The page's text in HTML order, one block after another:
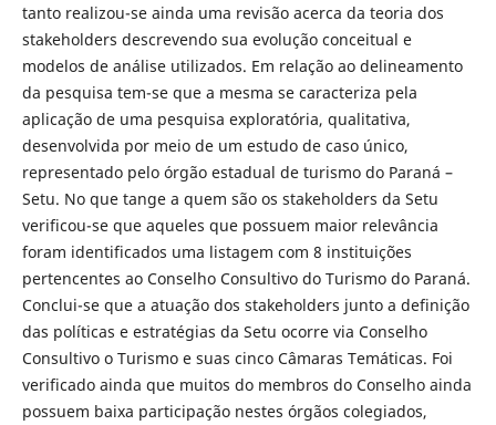
tanto realizou-se ainda uma revisão acerca da teoria dos
stakeholders descrevendo sua evolução conceitual e
modelos de análise utilizados. Em relação ao delineamento
da pesquisa tem-se que a mesma se caracteriza pela
aplicação de uma pesquisa exploratória, qualitativa,
desenvolvida por meio de um estudo de caso único,
representado pelo órgão estadual de turismo do Paraná –
Setu. No que tange a quem são os stakeholders da Setu
verificou-se que aqueles que possuem maior relevância
foram identificados uma listagem com 8 instituições
pertencentes ao Conselho Consultivo do Turismo do Paraná.
Conclui-se que a atuação dos stakeholders junto a definição
das políticas e estratégias da Setu ocorre via Conselho
Consultivo o Turismo e suas cinco Câmaras Temáticas. Foi
verificado ainda que muitos do membros do Conselho ainda
possuem baixa participação nestes órgãos colegiados,